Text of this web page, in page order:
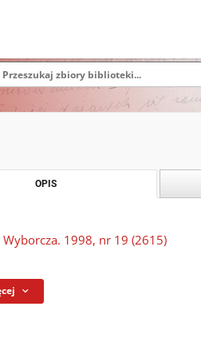
OPIS
Wyborcza. 1998, nr 19 (2615)